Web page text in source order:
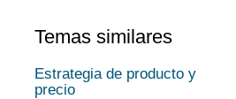
Temas similares
Estrategia de producto y
precio